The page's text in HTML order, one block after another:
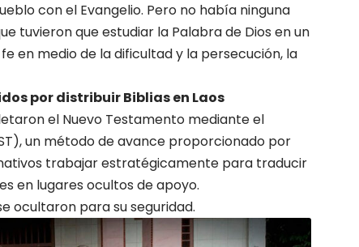
con el Evangelio. Pero no había ninguna
tuvieron que estudiar la Palabra de Dios en un
en medio de la dificultad y la persecución, la
por distribuir Biblias en Laos
el Nuevo Testamento mediante el
un método de avance proporcionado por
trabajar estratégicamente para traducir
en lugares ocultos de apoyo.
ocultaron para su seguridad.